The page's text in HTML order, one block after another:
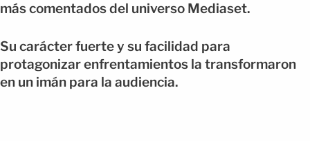
más comentados del universo Mediaset.
Su carácter fuerte y su facilidad para
protagonizar enfrentamientos la transformaron
en un imán para la audiencia.